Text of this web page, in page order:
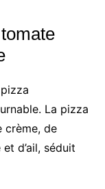
La pizza
crème, de
d’ail, séduit